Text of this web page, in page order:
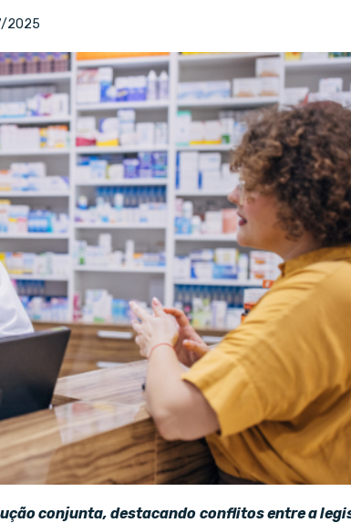
2025
conjunta, destacando conflitos entre a